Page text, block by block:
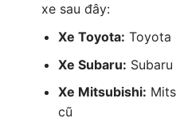
xe sau đây:
Xe Toyota: Toyota
Xe Subaru:
Xe Mitsubishi:
cũ